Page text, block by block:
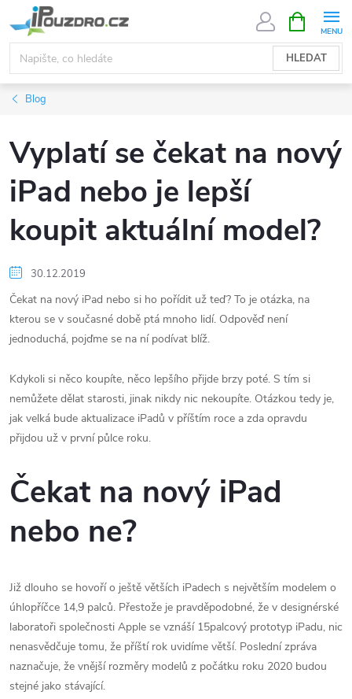
na
obsah
HLEDAT
NÁKUPNÍ
KOŠÍK
Blog
Vyplatí se čekat na nový
iPad nebo je lepší
koupit aktuální model?
30.12.2019
Čekat na nový iPad nebo si ho pořídit už teď? To je otázka, na
kterou se v současné době ptá mnoho lidí. Odpověď není
jednoduchá, pojďme se na ní podívat blíž.
Kdykoli si něco koupíte, něco lepšího přijde brzy poté. S tím si
nemůžete dělat starosti, jinak nikdy nic nekoupíte. Otázkou tedy je,
jak velká bude aktualizace iPadů v příštím roce a zda opravdu
přijdou už v první půlce roku.
Čekat na nový iPad
nebo ne?
Již dlouho se hovoří o ještě větších iPadech s největším modelem o
úhlopříčce 14,9 palců. Přestože je pravděpodobné, že v designérské
laboratoři společnosti Apple se vznáší 15palcový prototyp iPadu, nic
nenasvědčuje tomu, že příští rok uvidíme větší. Poslední zpráva
naznačuje, že vnější rozměry modelů z počátku roku 2020 budou
stejné jako stávající.